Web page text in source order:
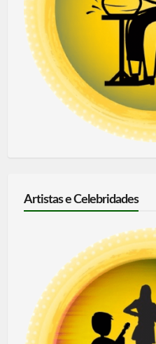
Artistas e Celebridades